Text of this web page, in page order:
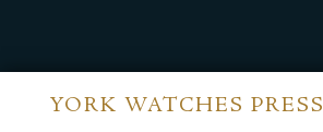
YORK WATCHES